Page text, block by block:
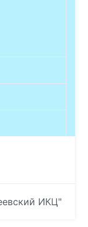
ИКЦ"